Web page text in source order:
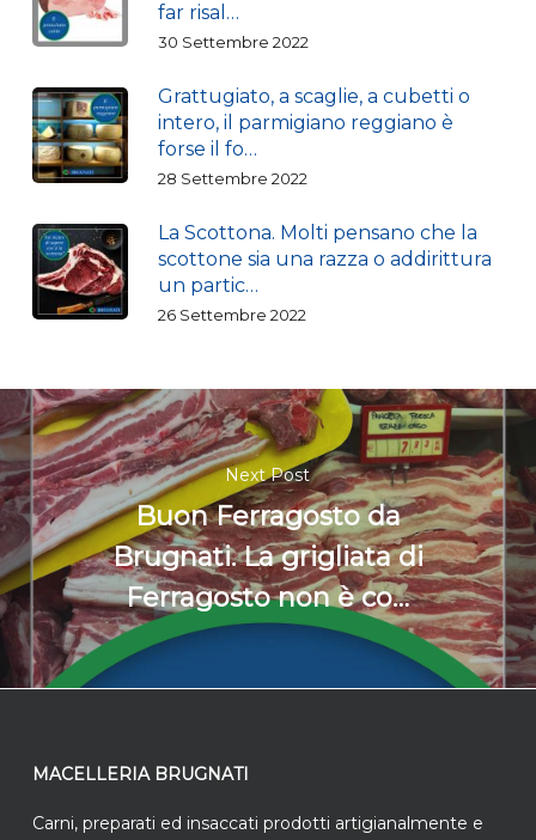
far risal…
30 Settembre 2022
Grattugiato, a scaglie, a cubetti o
intero, il parmigiano reggiano è
forse il fo…
28 Settembre 2022
La Scottona. Molti pensano che la
scottone sia una razza o addirittura
un partic…
26 Settembre 2022
Next Post
Buon Ferragosto da
Brugnati. La grigliata di
Ferragosto non è co…
MACELLERIA BRUGNATI
Carni, preparati ed insaccati prodotti artigianalmente e